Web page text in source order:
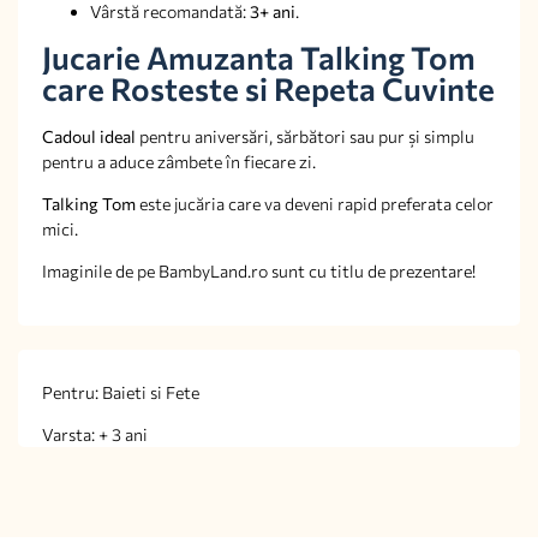
Vârstă recomandată:3+ ani.
Jucarie Amuzanta Talking Tom
care Rosteste si Repeta Cuvinte
Cadoul ideal pentru aniversări, sărbători sau pur și simplu
pentru a aduce zâmbete în fiecare zi.
Talking Tomeste jucăria care va deveni rapid preferata celor
mici.
Imaginile de pe BambyLand.ro sunt cu titlu de prezentare!
Pentru: Baieti si Fete
Varsta: + 3 ani